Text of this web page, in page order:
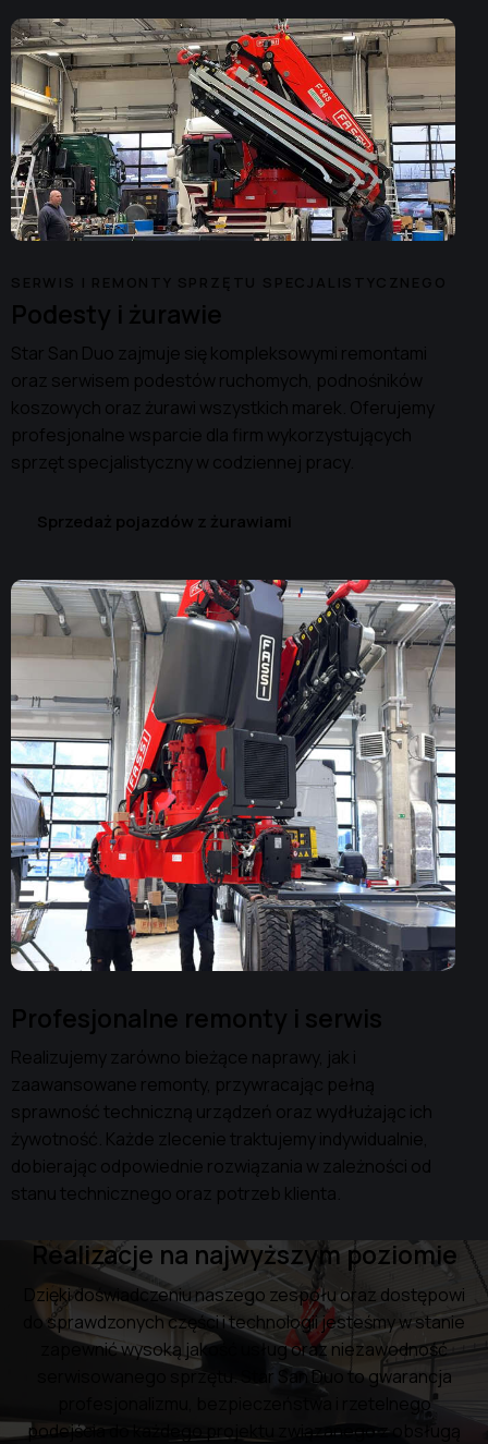
Profesjonalne remonty i serwis
Realizujemy zarówno bieżące naprawy, jak i
zaawansowane remonty, przywracając pełną
sprawność techniczną urządzeń oraz wydłużając ich
żywotność. Każde zlecenie traktujemy indywidualnie,
dobierając odpowiednie rozwiązania w zależności od
stanu technicznego oraz potrzeb klienta.
SERWIS I REMONTY SPRZĘTU SPECJALISTYCZNEGO
Podesty i żurawie
Star San Duo zajmuje się kompleksowymi remontami
oraz serwisem podestów ruchomych, podnośników
koszowych oraz żurawi wszystkich marek. Oferujemy
profesjonalne wsparcie dla firm wykorzystujących
sprzęt specjalistyczny w codziennej pracy.
Sprzedaż pojazdów z żurawiami
Realizacje na najwyższym poziomie
Dzięki doświadczeniu naszego zespołu oraz dostępowi
do sprawdzonych części i technologii jesteśmy w stanie
zapewnić wysoką jakość usług oraz niezawodność
serwisowanego sprzętu. Star San Duo to gwarancja
profesjonalizmu, bezpieczeństwa i rzetelnego
podejścia do każdego projektu związanego z obsługą